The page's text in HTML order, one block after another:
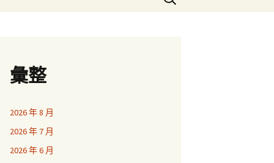
尋
彙整
2026 年 8 月
2026 年 7 月
2026 年 6 月